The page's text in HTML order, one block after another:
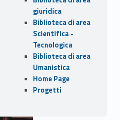
giuridica
Biblioteca di area
Scientifica -
Tecnologica
Biblioteca di area
Umanistica
Home Page
Progetti